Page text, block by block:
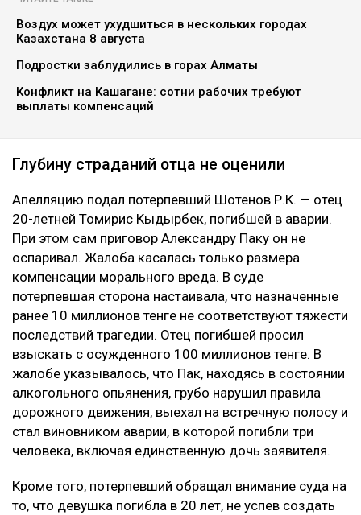
Воздух может ухудшиться в нескольких городах
Казахстана 8 августа
Подростки заблудились в горах Алматы
Конфликт на Кашагане: сотни рабочих требуют
выплаты компенсаций
Глубину страданий отца не оценили
Апелляцию подал потерпевший Шотенов Р.К. — отец
20-летней Томирис Кыдырбек, погибшей в аварии.
При этом сам приговор Александру Паку он не
оспаривал. Жалоба касалась только размера
компенсации морального вреда. В суде
потерпевшая сторона настаивала, что назначенные
ранее 10 миллионов тенге не соответствуют тяжести
последствий трагедии. Отец погибшей просил
взыскать с осужденного 100 миллионов тенге. В
жалобе указывалось, что Пак, находясь в состоянии
алкогольного опьянения, грубо нарушил правила
дорожного движения, выехал на встречную полосу и
стал виновником аварии, в которой погибли три
человека, включая единственную дочь заявителя.
Кроме того, потерпевший обращал внимание суда на
то, что девушка погибла в 20 лет, не успев создать